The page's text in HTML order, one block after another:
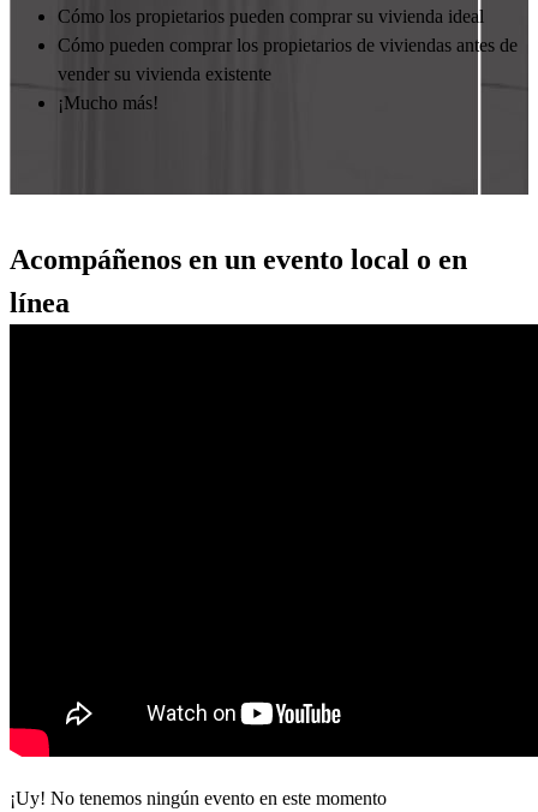
Cómo los propietarios pueden comprar su vivienda ideal
Cómo pueden comprar los propietarios de viviendas antes de
vender su vivienda existente
¡Mucho más!
Acompáñenos en un evento local o en
línea
¡Uy! No tenemos ningún evento en este momento